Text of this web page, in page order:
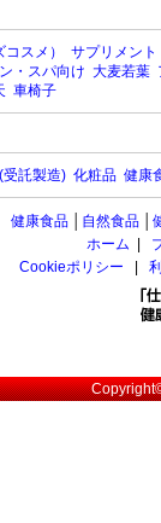
スメ） サプリメント
・スパ向け 大麦若葉
車椅子
託製造) 化粧品 健康
健康食品 自然食品
ホーム
Cookieポリシー